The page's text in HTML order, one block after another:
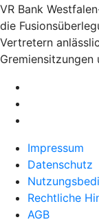
VR Bank
die
Vertretern
Impressum
Datenschutz
Rechtliche
AGB